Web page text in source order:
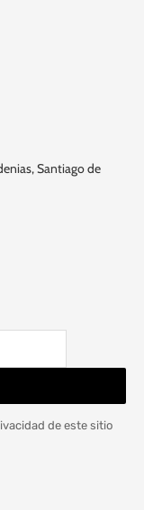
Santiago de
de este sitio